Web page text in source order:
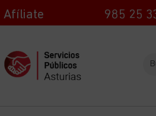
Afíliate 985 25